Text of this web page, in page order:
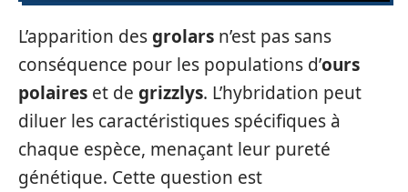
L’apparition desgrolars n’est pas sans
conséquence pour les populations d’ours
polaires et de grizzlys. L’hybridation peut
diluer les caractéristiques spécifiques à
chaque espèce, menaçant leur pureté
génétique. Cette question est